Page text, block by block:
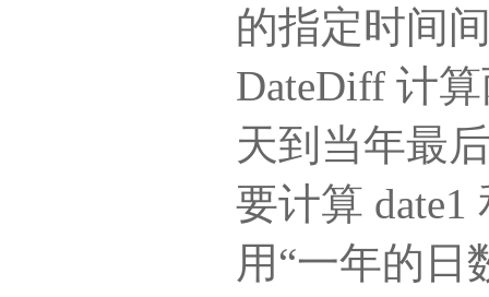
的指定时间
DateDiff 计
天到当年最
要计算 date1
用“一年的日